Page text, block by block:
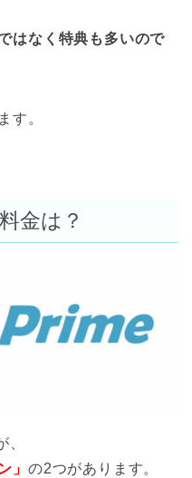
はなく特典も多いので
す。
金は？
」の2つがあります。